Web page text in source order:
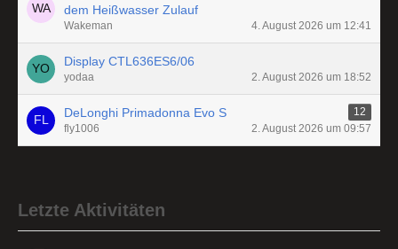
dem Heißwasser Zulauf
Wakeman 4. August 2026 um 12:41
Display CTL636ES6/06
yodaa 2. August 2026 um 18:52
DeLonghi Primadonna Evo S
12
fly1006
2. August 2026 um 09:57
Letzte Aktivitäten